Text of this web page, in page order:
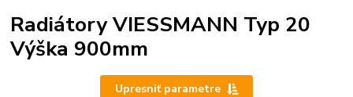
Radiátory VIESSMANN Typ 20
Výška 900mm
Upresniť parametre